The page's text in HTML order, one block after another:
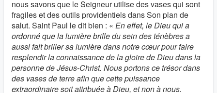
nous savons que le Seigneur utilise des vases qui sont
fragiles et des outils providentiels dans Son plan de
salut. Saint Paul le dit bien : « En effet, le Dieu qui a
ordonné que la lumière brille du sein des ténèbres a
aussi fait briller sa lumière dans notre cœur pour faire
resplendir la connaissance de la gloire de Dieu dans la
personne de Jésus-Christ. Nous portons ce trésor dans
des vases de terre afin que cette puissance
extraordinaire soit attribuée à Dieu, et non à nous.